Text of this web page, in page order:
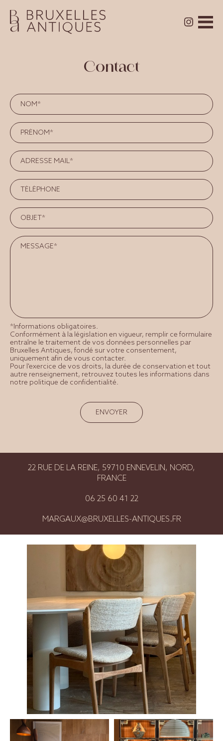
Contact
*Informations obligatoires.
Conformément à la législation en vigueur, remplir ce formulaire
entraîne le traitement de vos données personnelles par
Bruxelles Antiques, fondé sur votre consentement,
uniquement afin de vous contacter.
Pour l'exercice de vos droits, la durée de conservation et tout
autre renseignement, retrouvez toutes les informations dans
notre politique de confidentialité.
ENVOYER
22 RUE DE LA REINE, 59710 ENNEVELIN, NORD,
FRANCE
06 25 60 41 22
MARGAUX@BRUXELLES-ANTIQUES.FR